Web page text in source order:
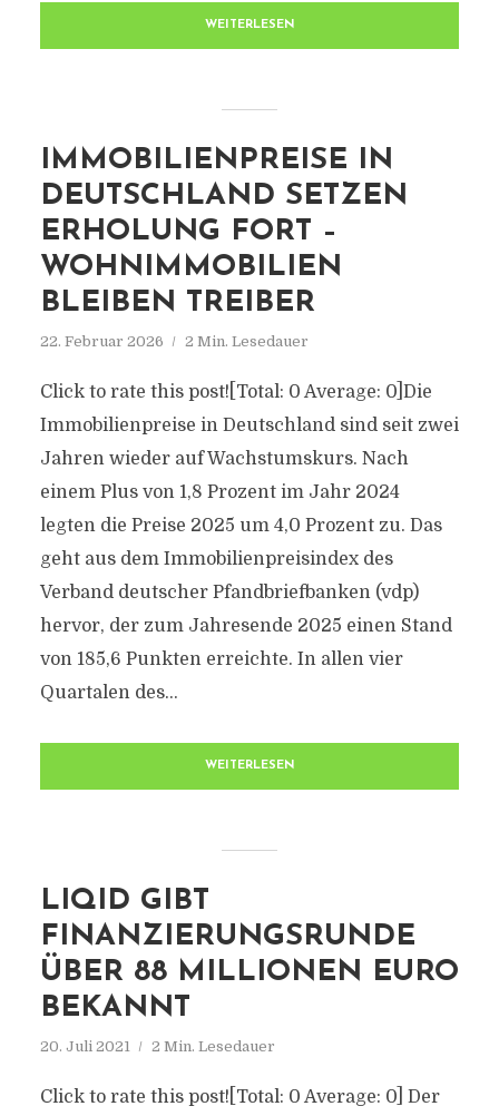
WEITERLESEN
IMMOBILIENPREISE IN
DEUTSCHLAND SETZEN
ERHOLUNG FORT –
WOHNIMMOBILIEN
BLEIBEN TREIBER
22. Februar 2026 2 Min. Lesedauer
Click to rate this post![Total: 0 Average: 0]Die
Immobilienpreise in Deutschland sind seit zwei
Jahren wieder auf Wachstumskurs. Nach
einem Plus von 1,8 Prozent im Jahr 2024
legten die Preise 2025 um 4,0 Prozent zu. Das
geht aus dem Immobilienpreisindex des
Verband deutscher Pfandbriefbanken (vdp)
hervor, der zum Jahresende 2025 einen Stand
von 185,6 Punkten erreichte. In allen vier
Quartalen des...
WEITERLESEN
LIQID GIBT
FINANZIERUNGSRUNDE
ÜBER 88 MILLIONEN EURO
BEKANNT
20. Juli 2021 2 Min. Lesedauer
Click to rate this post![Total: 0 Average: 0] Der